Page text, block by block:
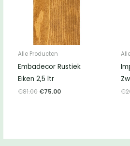
Alle Producten
Embadecor Rustiek
Eiken 2,5 ltr
€81.00 Oorspronkelijke
€75.00Huidige
€